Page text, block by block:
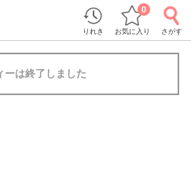
りれき お気に入り
0
さがす
ーは終了しました